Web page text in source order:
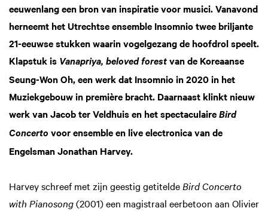
eeuwenlang een bron van inspiratie voor musici. Vanavond
herneemt het Utrechtse ensemble Insomnio twee briljante
21-eeuwse stukken waarin vogelgezang de hoofdrol speelt.
Klapstuk is Vanapriya, beloved forest van de Koreaanse
Seung-Won Oh, een werk dat Insomnio in 2020 in het
Muziekgebouw in première bracht. Daarnaast klinkt nieuw
werk van Jacob ter Veldhuis en het spectaculaire Bird
Concerto voor ensemble en live electronica van de
Engelsman Jonathan Harvey.
Harvey schreef met zijn geestig getitelde Bird Concerto
with Pianosong(2001) een magistraal eerbetoon aan Olivier